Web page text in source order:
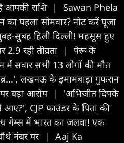
आपकी राशि |
Sawan Phela
पहला सोमवार? नोट करें पूजा
सुबह हिली दिल्ली! महसूस हुए
रही तीव्रता
|
पेरू के
में सवार सभी 13 लोगों की मौत
लखनऊ के इमामबाड़ा गुफरान
बड़ा आरोप |
'अभिजीत दिपके
CJP फाउंडर के पिता की
गेम्स में भारत का जलवा! एक
नंबर पर |
Aaj Ka